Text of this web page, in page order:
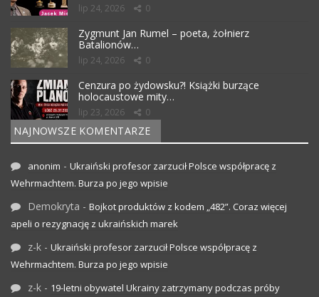
lip 24, 2026 0
Zygmunt Jan Rumel – poeta, żołnierz
Batalionów…
lip 24, 2026 0
Cenzura po żydowsku?! Książki burzące
holocaustowe mity…
lip 23, 2026 0
NAJNOWSZE KOMENTARZE
anonim - Ukraiński profesor zarzucił Polsce współpracę z
Wehrmachtem. Burza po jego wpisie
Demokryta - Bojkot produktów z kodem „482”. Coraz więcej
apeli o rezygnację z ukraińskich marek
z-k - Ukraiński profesor zarzucił Polsce współpracę z
Wehrmachtem. Burza po jego wpisie
z-k - 19-letni obywatel Ukrainy zatrzymany podczas próby